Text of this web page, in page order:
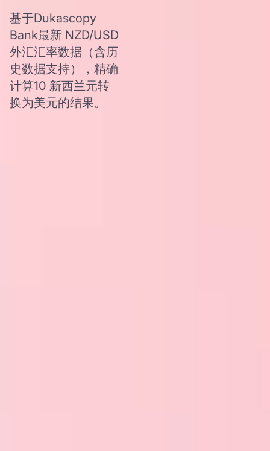
基于Dukascopy
Bank最新 NZD/USD
外汇汇率数据（含历
史数据支持），精确
计算10 新西兰元转
换为美元的结果。